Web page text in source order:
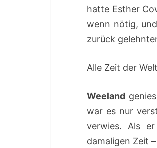
hatte Esther
wenn nötig,
zurück
Alle Zeit der
Weeland
war es nur
verwies. Als
damaligen Zeit